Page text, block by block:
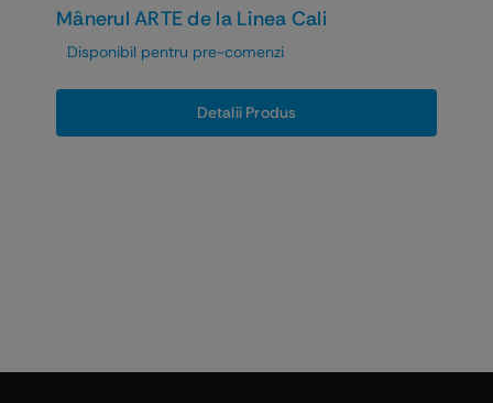
Mânerul ARTE de la Linea Cali
Disponibil pentru pre-comenzi
Detalii Produs